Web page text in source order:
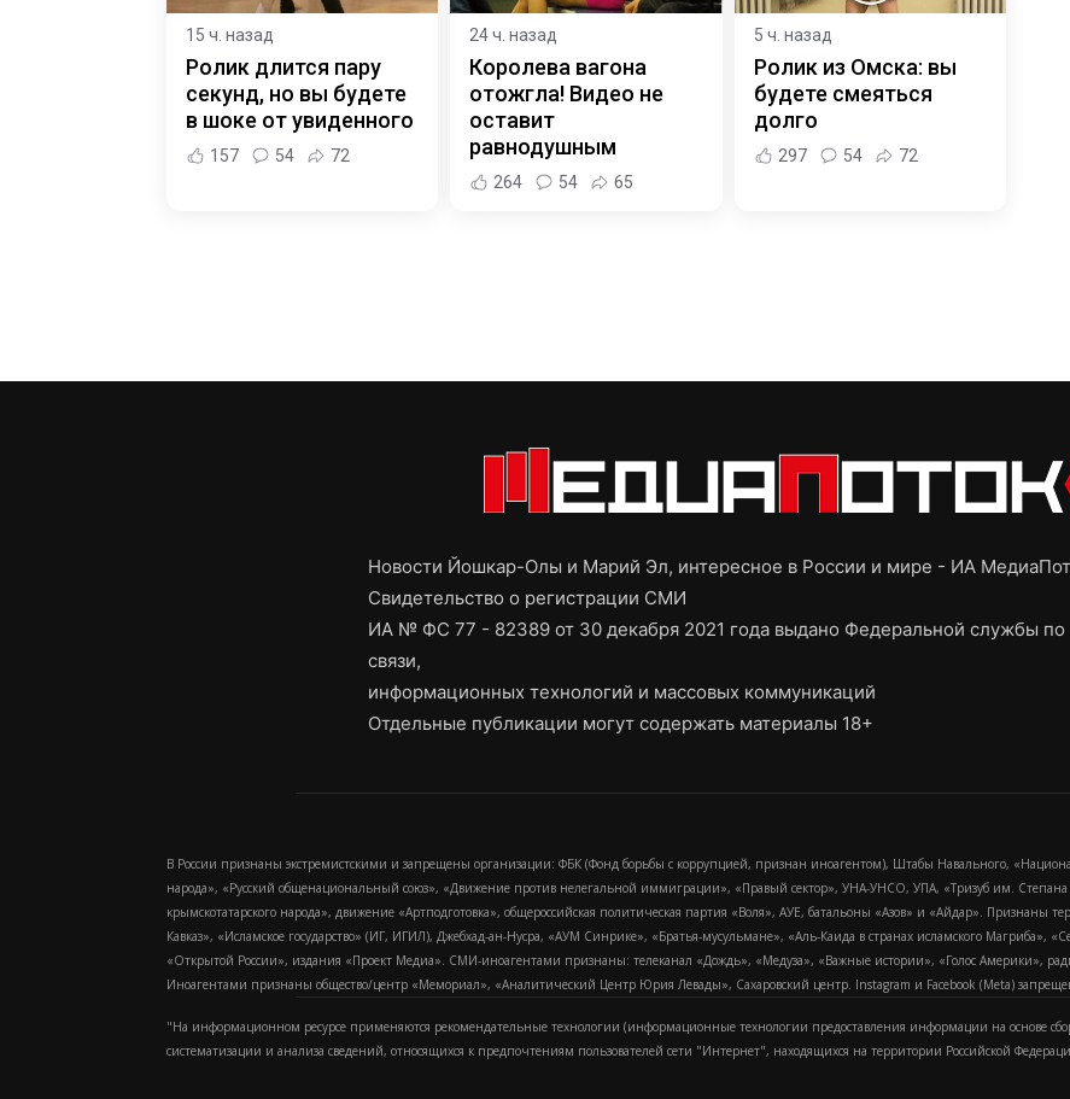
15 ч. назад
Ролик длится пару
секунд, но вы будете
в шоке от увиденного
157 54 72
24 ч. назад
Королева вагона
отожгла! Видео не
оставит
равнодушным
264 54 65
5 ч. назад
Ролик из Омска: вы
будете смеяться
долго
297 54 72
Новости Йошкар-Олы и Марий Эл, интересное в России и мире - ИА
Свидетельство о регистрации СМИ
ИА № ФС 77 - 82389 от 30 декабря 2021 года выдано Федеральной службы по
связи,
информационных технологий и массовых коммуникаций
Отдельные публикации могут содержать материалы 18+
В России признаны экстремистскими и запрещены организации: ФБК (Фонд борьбы с коррупцией, признан иноагентом), Штабы Навального,
народа», «Русский общенациональный союз», «Движение против нелегальной иммиграции», «Правый сектор», УНА-УНСО, УПА, «Тризуб им.
крымскотатарского народа», движение «Артподготовка», общероссийская политическая партия «Воля», АУЕ, батальоны «Азов» и «Айдар».
Кавказ», «Исламское государство» (ИГ, ИГИЛ), Джебхад-ан-Нусра, «АУМ Синрике», «Братья-мусульмане», «Аль-Каида в странах исламского Магриба»,
«Открытой России», издания «Проект Медиа». СМИ-иноагентами признаны: телеканал «Дождь», «Медуза», «Важные истории», «Голос Америки»,
Иноагентами признаны общество/центр «Мемориал», «Аналитический Центр Юрия Левады», Сахаровский центр. Instagram и Facebook (Metа)
"На информационном ресурсе применяются рекомендательные технологии (информационные технологии предоставления информации на основе
систематизации и анализа сведений, относящихся к предпочтениям пользователей сети "Интернет", находящихся на территории Российской